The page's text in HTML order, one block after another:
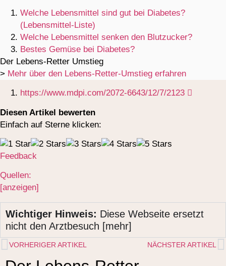
Welche Lebensmittel sind gut bei Diabetes?
(Lebensmittel-Liste)
Welche Lebensmittel senken den Blutzucker?
Bestes Gemüse bei Diabetes?
Der Lebens-Retter Umstieg
> Mehr über den Lebens-Retter-Umstieg erfahren
https://www.mdpi.com/2072-6643/12/7/2123
Diesen Artikel bewerten
Einfach auf Sterne klicken:
Feedback
Quellen:
[anzeigen]
Wichtiger Hinweis: Diese Webseite ersetzt
nicht den Arztbesuch [mehr]
VORHERIGER ARTIKEL NÄCHSTER ARTIKEL